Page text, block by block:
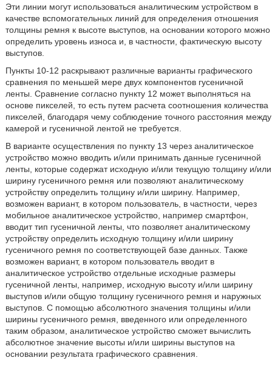
Эти линии могут использоваться аналитическим устройством в
качестве вспомогательных линий для определения отношения
толщины ремня к высоте выступов, на основании которого можно
определить уровень износа и, в частности, фактическую высоту
выступов.
Пункты 10-12 раскрывают различные варианты графического
сравнения по меньшей мере двух компонентов гусеничной
ленты. Сравнение согласно пункту 12 может выполняться на
основе пикселей, то есть путем расчета соотношения количества
пикселей, благодаря чему соблюдение точного расстояния между
камерой и гусеничной лентой не требуется.
В варианте осуществления по пункту 13 через аналитическое
устройство можно вводить и/или принимать данные гусеничной
ленты, которые содержат исходную и/или текущую толщину и/или
ширину гусеничного ремня или позволяют аналитическому
устройству определить толщину и/или ширину. Например,
возможен вариант, в котором пользователь, в частности, через
мобильное аналитическое устройство, например смартфон,
вводит тип гусеничной ленты, что позволяет аналитическому
устройству определить исходную толщину и/или ширину
гусеничного ремня по соответствующей базе данных. Также
возможен вариант, в котором пользователь вводит в
аналитическое устройство отдельные исходные размеры
гусеничной ленты, например, исходную высоту и/или ширину
выступов и/или общую толщину гусеничного ремня и наружных
выступов. С помощью абсолютного значения толщины и/или
ширины гусеничного ремня, введенного или определенного
таким образом, аналитическое устройство сможет вычислить
абсолютное значение высоты и/или ширины выступов на
основании результата графического сравнения.